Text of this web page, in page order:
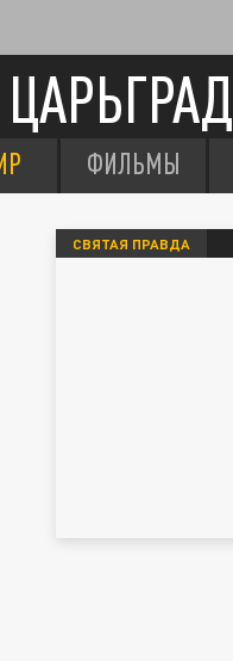
ЦАРЬГРАД
ФИЛЬМЫ
СВЯТАЯ ПРАВДА